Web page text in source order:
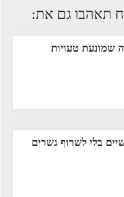
תאהבו גם את:
שמונעת טעויות
בלי לשרוף גשרים